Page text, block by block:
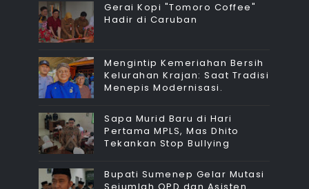
Gerai Kopi "Tomoro Coffee"
Hadir di Caruban
Mengintip Kemeriahan Bersih
Kelurahan Krajan: Saat Tradisi
Menepis Modernisasi.
Sapa Murid Baru di Hari
Pertama MPLS, Mas Dhito
Tekankan Stop Bullying
Bupati Sumenep Gelar Mutasi